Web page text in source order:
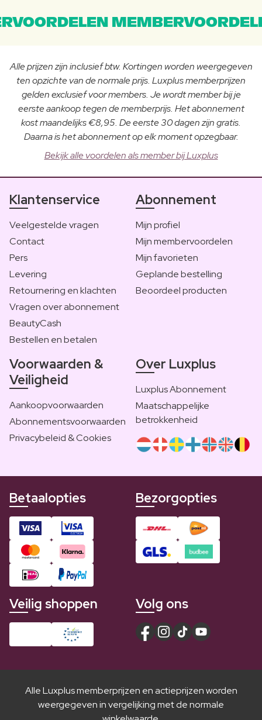
Alle prijzen zijn inclusief btw. Kortingen worden weergegeven
ten opzichte van de normale prijs. Luxplus memberprijzen
gelden exclusief voor members. Je wordt member bij je
eerste aankoop tegen de memberprijs. Het abonnement
kost maandelijks €8,95. De eerste 30 dagen zijn gratis.
Daarna is het abonnement op elk moment opzegbaar.
Bekijk alle voordelen als member bij Luxplus
Klantenservice
Veelgestelde vragen
Contact
Pers
Levering
Retournering en klachten
Vragen over abonnement
BeautyCash
Bestellen en betalen
Abonnement
Mijn profiel
Mijn membervoordelen
Mijn favorieten
Geplande bestelling
Beoordeel producten
Voorwaarden &
Veiligheid
Aankoopvoorwaarden
Abonnementsvoorwaarden
Privacybeleid & Cookies
Over Luxplus
Luxplus Abonnement
Maatschappelijke
betrokkenheid
Betaalopties Bezorgopties
Veilig shoppen Volg ons
Alle Luxplus memberprijzen en actieprijzen worden
weergegeven in vergelijking met de normale